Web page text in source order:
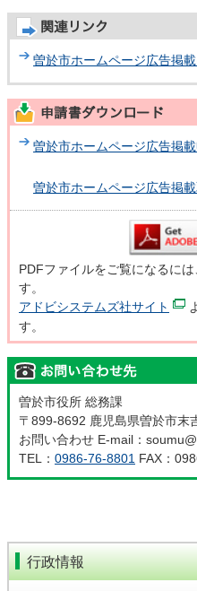
曽於市ホームページ広告掲
曽於市ホームページ広告掲
曽於市ホームページ広告掲
PDFファイルをご覧になるに
す。
アドビシステムズ社サイト
す。
曽於市役所 総務課
〒899-8692 鹿児島県曽於市末
お問い合わせ E-mail：
TEL： 0986-76-8801 FAX：
行政情報